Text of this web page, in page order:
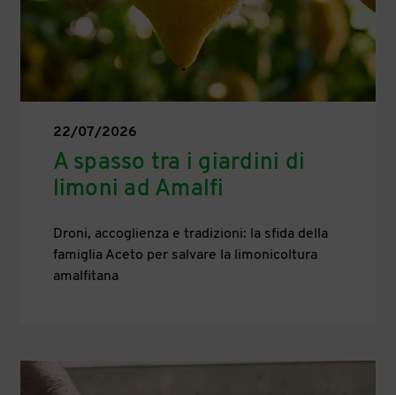
22/07/2026
A spasso tra i giardini di
limoni ad Amalfi
Droni, accoglienza e tradizioni: la sfida della
famiglia Aceto per salvare la limonicoltura
amalfitana